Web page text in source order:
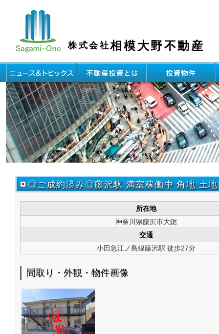
株式会社相模大野不動産
◎ご成約済み◎藤沢駅 満室稼働中 角地 土
所在地
神奈川県藤沢市大鋸
交通
小田急江ノ島線藤沢駅 徒歩27分
間取り・外観・物件画像